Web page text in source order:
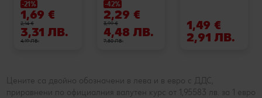
-21%
1,69 €
2,14 €
3,31 ЛВ.
4,19 ЛВ.
-42%
2,29 €
3,99 €
4,48 ЛВ.
7,80 ЛВ.
1,49 €
2,91 ЛВ.
Цените са двойно обозначени в лева и в евро с ДДС,
приравнени по официалния валутен курс от 1,95583 лв. за 1 евро